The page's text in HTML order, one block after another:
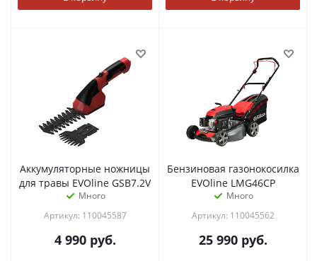
Аккумуляторные ножницы
для травы EVOline GSB7.2V
Много
Артикул: 110045587
4 990руб.
Бензиновая газонокосилка
EVOline LMG46CP
Много
Артикул: 110045562
25 990руб.